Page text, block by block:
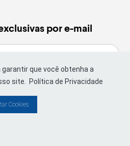
que você obtenha a
site. Política de Privacidade
Cookies
por e-mail